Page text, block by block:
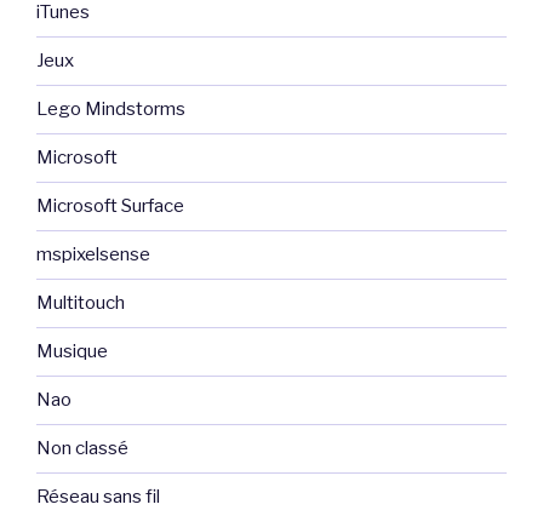
iTunes
Jeux
Lego Mindstorms
Microsoft
Microsoft Surface
mspixelsense
Multitouch
Musique
Nao
Non classé
Réseau sans fil